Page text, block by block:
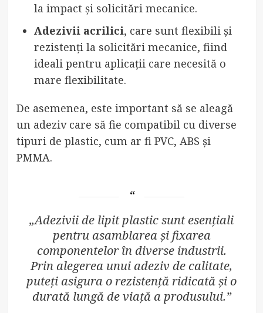
la impact și solicitări mecanice.
Adezivii acrilici, care sunt flexibili și
rezistenți la solicitări mecanice, fiind
ideali pentru aplicații care necesită o
mare flexibilitate.
De asemenea, este important să se aleagă
un adeziv care să fie compatibil cu diverse
tipuri de plastic, cum ar fi PVC, ABS și
PMMA.
„Adezivii de lipit plastic sunt esențiali
pentru asamblarea și fixarea
componentelor în diverse industrii.
Prin alegerea unui adeziv de calitate,
puteți asigura o rezistență ridicată și o
durată lungă de viață a produsului.”